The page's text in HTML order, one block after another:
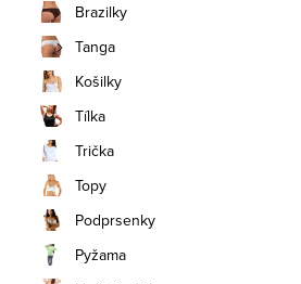
Brazilky
Tanga
Košilky
Tílka
Trička
Topy
Podprsenky
Pyžama